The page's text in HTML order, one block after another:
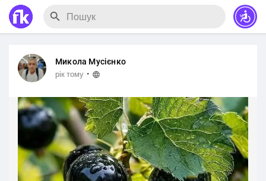
Микола Мусієнко
рік тому ·